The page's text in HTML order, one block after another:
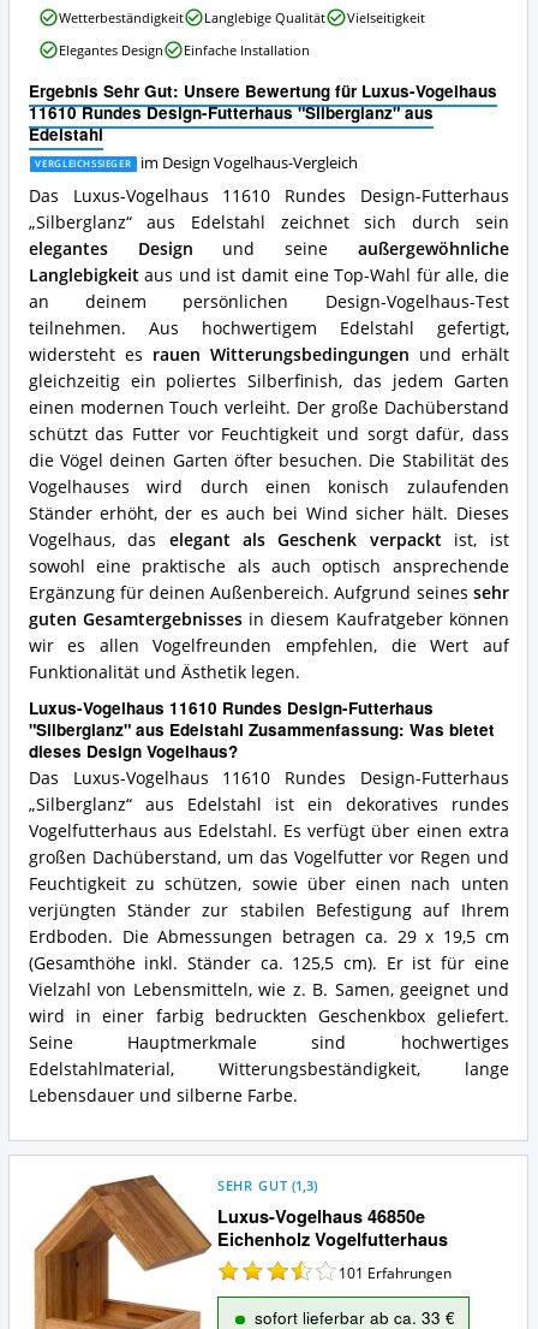
ist
dieses
Design
Vogelhaus
erhältlich?
Ergebnis Sehr Gut: Unsere Bewertung für Luxus-Vogelhaus
11610 Rundes Design-Futterhaus "Silberglanz" aus
Edelstahl
VERGLEICHSSIEGER im Design Vogelhaus-Vergleich
Das Luxus-Vogelhaus 11610 Rundes Design-Futterhaus
„Silberglanz“ aus Edelstahl zeichnet sich durch sein
elegantes Design und seine außergewöhnliche
Langlebigkeitaus und ist damit eine Top-Wahl für alle, die
an deinem persönlichen Design-Vogelhaus-Test
teilnehmen. Aus hochwertigem Edelstahl gefertigt,
widersteht es rauen Witterungsbedingungen und erhält
gleichzeitig ein poliertes Silberfinish, das jedem Garten
einen modernen Touch verleiht. Der große Dachüberstand
schützt das Futter vor Feuchtigkeit und sorgt dafür, dass
die Vögel deinen Garten öfter besuchen. Die Stabilität des
Vogelhauses wird durch einen konisch zulaufenden
Ständer erhöht, der es auch bei Wind sicher hält. Dieses
Vogelhaus, das elegant als Geschenk verpacktist, ist
sowohl eine praktische als auch optisch ansprechende
Ergänzung für deinen Außenbereich. Aufgrund seines sehr
guten Gesamtergebnissesin diesem Kaufratgeber können
wir es allen Vogelfreunden empfehlen, die Wert auf
Funktionalität und Ästhetik legen.
Luxus-Vogelhaus 11610 Rundes Design-Futterhaus
"Silberglanz" aus Edelstahl Zusammenfassung: Was bietet
dieses Design Vogelhaus?
Das Luxus-Vogelhaus 11610 Rundes Design-Futterhaus
„Silberglanz“ aus Edelstahl ist ein dekoratives rundes
Vogelfutterhaus aus Edelstahl. Es verfügt über einen extra
großen Dachüberstand, um das Vogelfutter vor Regen und
Feuchtigkeit zu schützen, sowie über einen nach unten
verjüngten Ständer zur stabilen Befestigung auf Ihrem
Erdboden. Die Abmessungen betragen ca. 29 x 19,5 cm
(Gesamthöhe inkl. Ständer ca. 125,5 cm). Er ist für eine
Vielzahl von Lebensmitteln, wie z. B. Samen, geeignet und
wird in einer farbig bedruckten Geschenkbox geliefert.
Seine Hauptmerkmale sind hochwertiges
Edelstahlmaterial, Witterungsbeständigkeit, lange
Lebensdauer und silberne Farbe.
Luxus-
Vogelhaus
11610
Design-
Futterhaus
"Silberglanz"
aus
Edelstahl
Vorteile:
Was
spricht
für
dieses
Design
Vogelhaus?
Wetterbeständigkeit Langlebige Qualität
Vielseitigkeit
Elegantes Design
Einfache Installation
Luxus-Vogelhaus 46850e
Eichenholz Vogelfutterhaus
SEHR GUT (1,3)
101 Erfahrungen
sofort lieferbar ab ca. 33 €